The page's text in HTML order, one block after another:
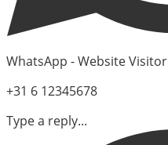
WhatsApp - Website Visitor
+31 6 12345678
Type a reply...